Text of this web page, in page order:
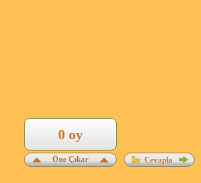
Öne Çıkar
0 oy
Cevapla